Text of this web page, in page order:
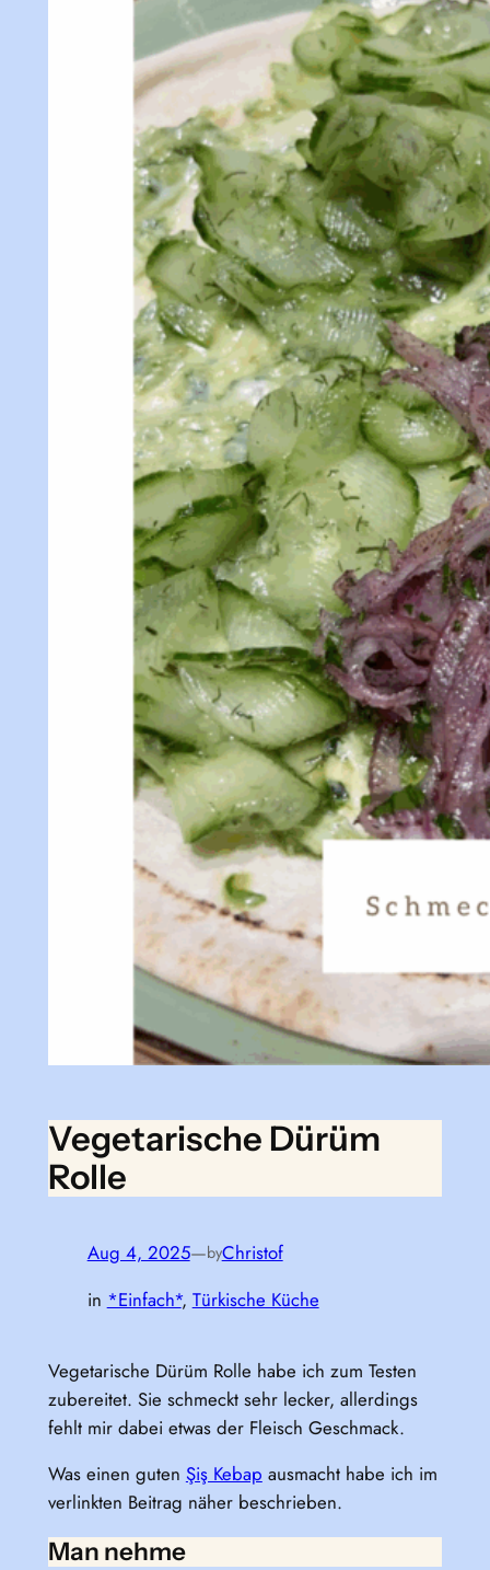
Vegetarische Dürüm
Rolle
Aug 4, 2025—byChristof
in *Einfach*, Türkische Küche
Vegetarische Dürüm Rolle habe ich zum Testen
zubereitet. Sie schmeckt sehr lecker, allerdings
fehlt mir dabei etwas der Fleisch Geschmack.
Was einen guten Şiş Kebap ausmacht habe ich im
verlinkten Beitrag näher beschrieben.
Man nehme